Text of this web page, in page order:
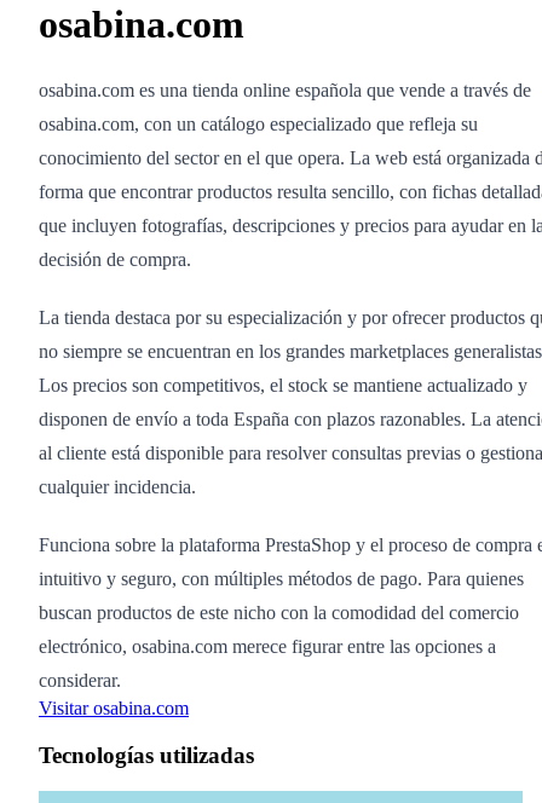
osabina.com
osabina.com es una tienda online española que vende a través de
osabina.com, con un catálogo especializado que refleja su
conocimiento del sector en el que opera. La web está organizada
forma que encontrar productos resulta sencillo, con fichas
que incluyen fotografías, descripciones y precios para ayudar en
decisión de compra.
La tienda destaca por su especialización y por ofrecer productos
no siempre se encuentran en los grandes marketplaces
Los precios son competitivos, el stock se mantiene actualizado y
disponen de envío a toda España con plazos razonables. La
al cliente está disponible para resolver consultas previas o
cualquier incidencia.
Funciona sobre la plataforma PrestaShop y el proceso de compra
intuitivo y seguro, con múltiples métodos de pago. Para quienes
buscan productos de este nicho con la comodidad del comercio
electrónico, osabina.com merece figurar entre las opciones a
considerar.
Visitar osabina.com
Tecnologías utilizadas